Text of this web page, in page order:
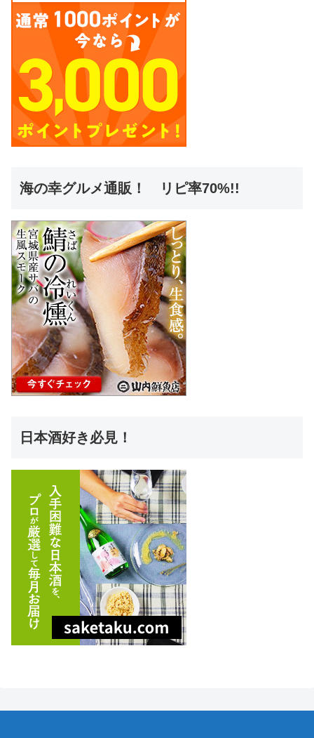
海の幸グルメ通販！ リピ率70%!!
日本酒好き必見！